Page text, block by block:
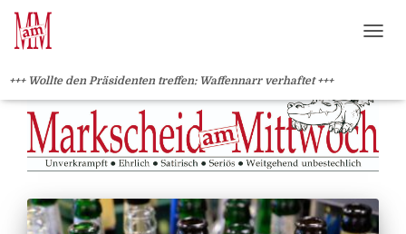
+++ Wollte den Präsidenten treffen: Waffennarr verhaftet +++